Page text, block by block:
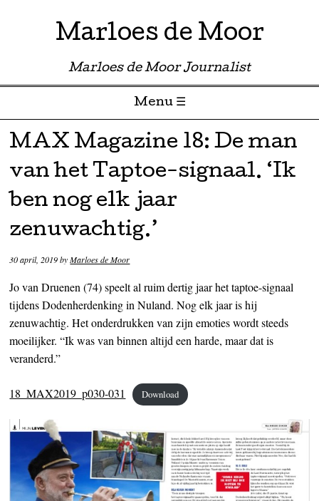
Marloes de Moor
Marloes de Moor Journalist
Menu ☰
Skip to content
MAX Magazine 18: De man
van het Taptoe-signaal. ‘Ik
ben nog elk jaar
zenuwachtig.’
30 april, 2019byMarloes de Moor
Jo van Druenen (74) speelt al ruim dertig jaar het taptoe-signaal
tijdens Dodenherdenking in Nuland. Nog elk jaar is hij
zenuwachtig. Het onderdrukken van zijn emoties wordt steeds
moeilijker. “Ik was van binnen altijd een harde, maar dat is
veranderd.”
18_MAX2019_p030-031 Download